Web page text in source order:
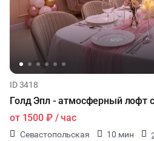
ID 3418
Голд Эпл - атмосферный
от 1500 ₽/ час
Севастопольская 10 мин